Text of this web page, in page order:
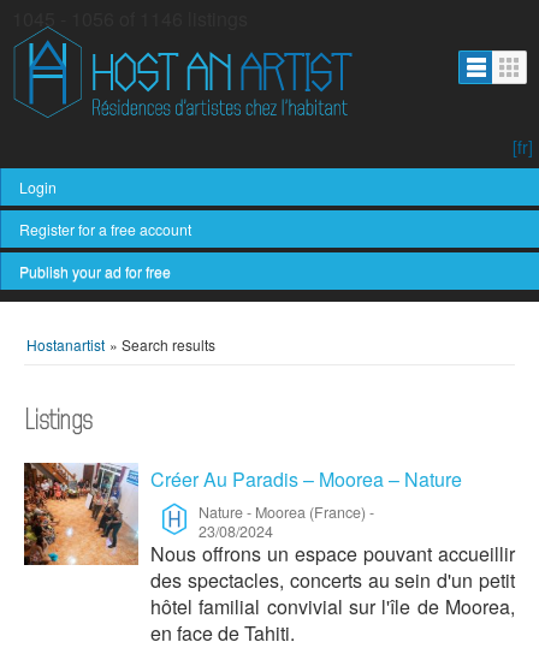
Login
Register for a free account
[fr]
Publish your ad for free
Hostanartist » Search results
Listings
Créer Au Paradis – Moorea – Nature
Nature- Moorea (France) -
23/08/2024
Nous offrons un espace pouvant accueillir
des spectacles, concerts au sein d'un petit
hôtel familial convivial sur l'île de Moorea,
en face de Tahiti.